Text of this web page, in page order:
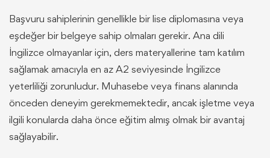
Başvuru sahiplerinin genellikle bir lise diplomasına veya
eşdeğer bir belgeye sahip olmaları gerekir. Ana dili
İngilizce olmayanlar için, ders materyallerine tam katılım
sağlamak amacıyla en az A2 seviyesinde İngilizce
yeterliliği zorunludur. Muhasebe veya finans alanında
önceden deneyim gerekmemektedir, ancak işletme veya
ilgili konularda daha önce eğitim almış olmak bir avantaj
sağlayabilir.